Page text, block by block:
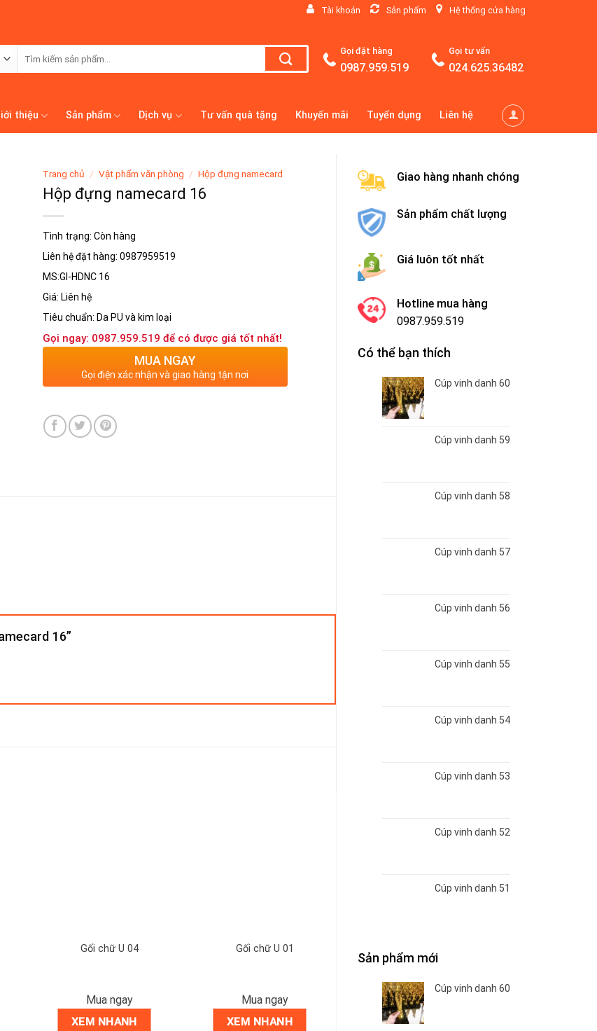
Tài khoản Sản phẩm Hệ thống cửa hàng
Gọi đặt hàng
0987.959.519
Gọi tư vấn
024.625.36482
thiệu Sản phẩm Dịch vụ Tư vấn quà tặng Khuyến mãi Tuyển dụng Liên hệ
Giao hàng nhanh chóng
Sản phẩm chất lượng
Giá luôn tốt nhất
Hotline mua hàng
0987.959.519
Có thể bạn thích
Cúp vinh danh 60
Cúp vinh danh 59
Cúp vinh danh 58
Cúp vinh danh 57
Cúp vinh danh 56
Cúp vinh danh 55
Cúp vinh danh 54
Cúp vinh danh 53
Cúp vinh danh 52
Cúp vinh danh 51
Sản phẩm mới
Cúp vinh danh 60
Trang chủ / Vật phẩm văn phòng / Hộp đựng namecard
Hộp đựng namecard 16
Tình trạng: Còn hàng
Liên hệ đặt hàng: 0987959519
MS:GI-HDNC 16
Giá: Liên hệ
Tiêu chuẩn: Da PU và kim loại
Gọi ngay: 0987.959.519 để có được giá tốt nhất!
MUA NGAY
Gọi điện xác nhận và giao hàng tận nơi
16”
Gối chữ U 04
Mua ngay
XEM NHANH
Gối chữ U 01
Mua ngay
XEM NHANH